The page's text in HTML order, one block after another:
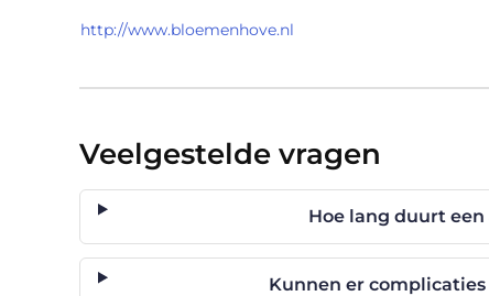
http://www.bloemenhove.nl
Veelgestelde vragen
Hoe lang duurt
Kunnen er